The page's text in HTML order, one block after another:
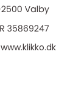
www.klikko.dk